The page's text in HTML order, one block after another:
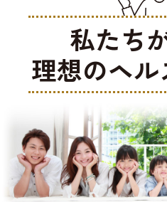
私たち
理想のヘ